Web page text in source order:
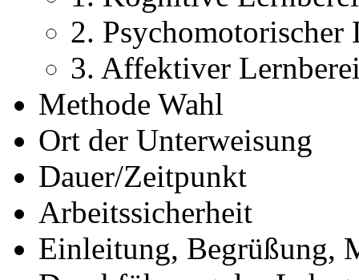
2. Psychomotorischer
3. Affektiver
Methode Wahl
Ort der Unterweisung
Dauer/Zeitpunkt
Arbeitssicherheit
Einleitung, Begrüßung,